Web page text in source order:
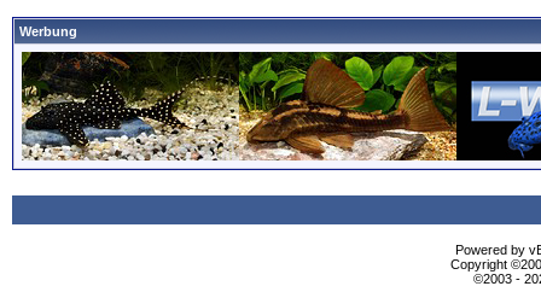
Werbung
Powered by
Copyright
©2003 -